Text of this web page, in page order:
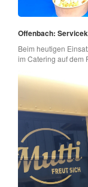
Offenbach:
Beim heutigen
im Catering auf dem